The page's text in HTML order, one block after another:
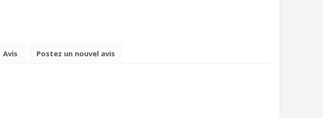
Avis Postez un nouvel avis